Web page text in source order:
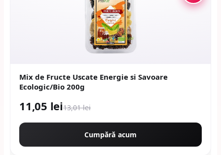
Mix de Fructe Uscate Energie si Savoare
Ecologic/Bio 200g
11,05 lei13,01 lei
Cumpără acum